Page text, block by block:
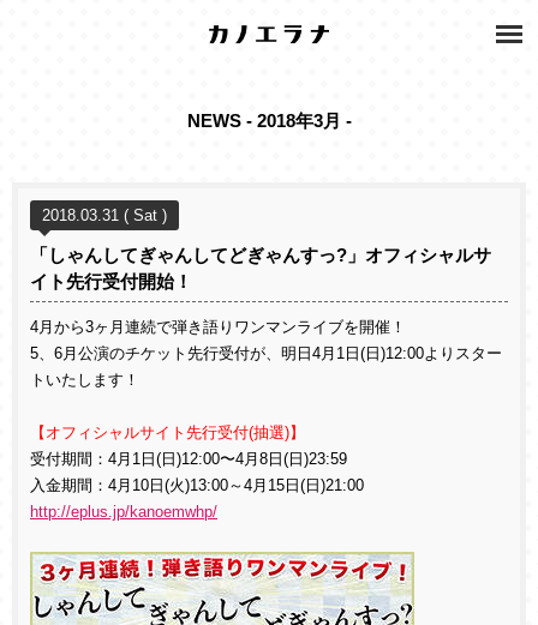
NEWS - 2018年3月 -
2018.03.31 ( Sat )
「しゃんしてぎゃんしてどぎゃんすっ?」オフィシャルサ
イト先行受付開始！
4月から3ヶ月連続で弾き語りワンマンライブを開催！
5、6月公演のチケット先行受付が、明日4月1日(日)12:00よりスター
トいたします！
【オフィシャルサイト先行受付(抽選)】
受付期間：4月1日(日)12:00〜4月8日(日)23:59
入金期間：4月10日(火)13:00～4月15日(日)21:00
http://eplus.jp/kanoemwhp/